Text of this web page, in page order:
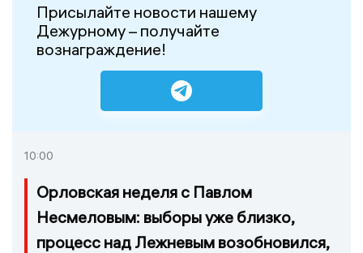
Присылайте новости нашему
Дежурному – получайте
вознаграждение!
10:00
Орловская неделя с Павлом
Несмеловым: выборы уже близко,
процесс над Лежневым возобновился,